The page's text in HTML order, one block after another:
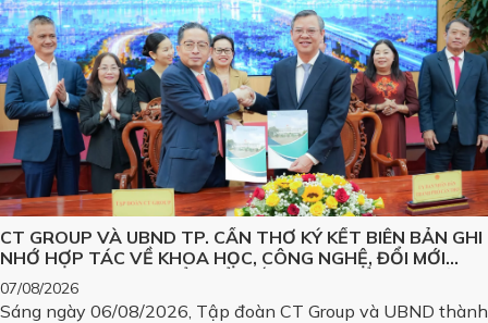
CT GROUP VÀ UBND TP. CẦN THƠ KÝ KẾT BIÊN BẢN GHI
NHỚ HỢP TÁC VỀ KHOA HỌC, CÔNG NGHỆ, ĐỔI MỚI
SÁNG TẠO VÀ CHUYỂN ĐỔI SỐ, PHÁT TRIỂN CÁC SẢN
PHẨM CÔNG NGHỆ CHIẾN LƯỢC
07/08/2026
Sáng ngày 06/08/2026, Tập đoàn CT Group và UBND thành